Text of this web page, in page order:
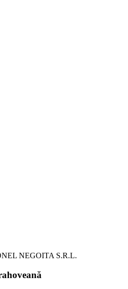
NEGOITA S.R.L.